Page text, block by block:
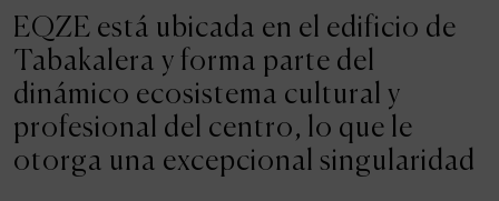
LA CASA DEL CINE
ACTUALIDAD
Admisión
Intranet
EQZE está ubicada en el edificio de
Tabakalera y forma parte del
dinámico ecosistema cultural y
profesional del centro, lo que le
otorga una excepcional singularidad